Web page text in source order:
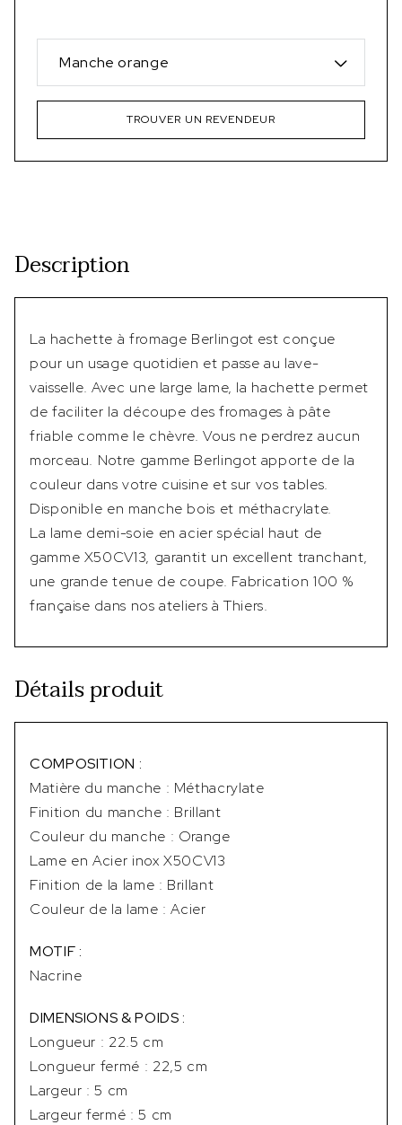
Manche orange
TROUVER UN REVENDEUR
Description
La hachette à fromage Berlingot est conçue
pour un usage quotidien et passe au lave-
vaisselle. Avec une large lame, la hachette permet
de faciliter la découpe des fromages à pâte
friable comme le chèvre. Vous ne perdrez aucun
morceau. Notre gamme Berlingot apporte de la
couleur dans votre cuisine et sur vos tables.
Disponible en manche bois et méthacrylate.
La lame demi-soie en acier spécial haut de
gamme X50CV13, garantit un excellent tranchant,
une grande tenue de coupe. Fabrication 100 %
française dans nos ateliers à Thiers.
Détails produit
COMPOSITION :
Matière du manche : Méthacrylate
Finition du manche : Brillant
Couleur du manche : Orange
Lame en Acier inox X50CV13
Finition de la lame : Brillant
Couleur de la lame : Acier
MOTIF :
Nacrine
DIMENSIONS & POIDS :
Longueur : 22.5 cm
Longueur fermé : 22,5 cm
Largeur : 5 cm
Largeur fermé : 5 cm